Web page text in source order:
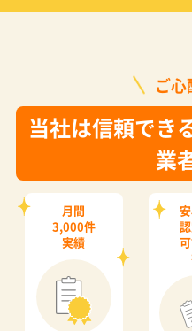
ご心
当社は信頼でき
業
月間
3,000件
実績